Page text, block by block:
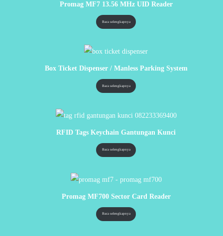
Promag MF7 13.56 MHz UID Reader
Baca selengkapnya
Box Ticket Dispenser / Manless Parking System
Baca selengkapnya
RFID Tags Keychain Gantungan Kunci
Baca selengkapnya
Promag MF700 Sector Card Reader
Baca selengkapnya